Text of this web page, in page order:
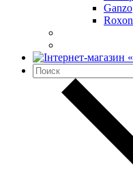
Ganzo
Roxon